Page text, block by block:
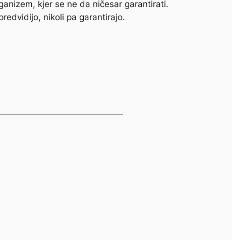
kjer se ne da ničesar garantirati.
nikoli pa garantirajo.